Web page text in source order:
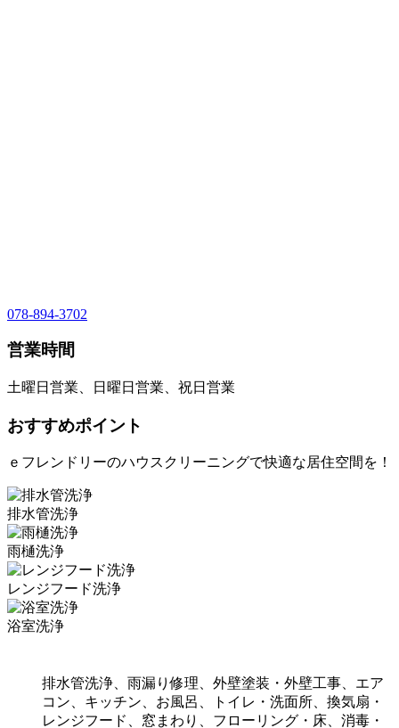
078-894-3702
営業時間
土曜日営業、日曜日営業、祝日営業
おすすめポイント
ｅフレンドリーのハウスクリーニングで快適な居住空間を！
排水管洗浄
雨樋洗浄
レンジフード洗浄
浴室洗浄
排水管洗浄、雨漏り修理、外壁塗装・外壁工事、エア
コン、キッチン、お風呂、トイレ・洗面所、換気扇・
レンジフード、窓まわり、フローリング・床、消毒・